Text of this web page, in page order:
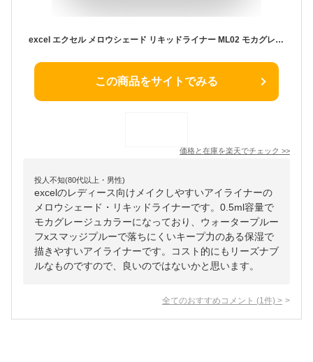
excel エクセル メロウシェード リキッドライナー ML02 モカグレージュ │ リキッドアイライナー アイライナー 0.5ml ウォータープルーフ スマッジプルーフ ニュアンスカラー 抜け感メイク セミマット 落ちにくい 高発色 速乾 極細筆 アイメイク ラテ系カラー 描きやすい
この商品をサイトでみる
価格と在庫を楽天でチェック >>
投人不知(80代以上・男性)
excelのレディース向けメイクしやすいアイライナーの
メロウシェード・リキッドライナーです。0.5ml容量で
モカグレージュカラーになっており、ウォータープルー
フxスマッジプルーで落ちにくいキープ力のある保湿で
描きやすいアイライナーです。コスト的にもリーズナブ
ルなものですので、良いのではないかと思います。
全てのおすすめコメント (1 件) >